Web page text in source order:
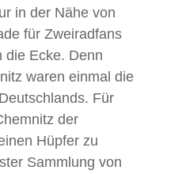
in der Nähe von
für Zweiradfans
die Ecke. Denn
waren einmal die
Für
der
Hüpfer zu
Sammlung von